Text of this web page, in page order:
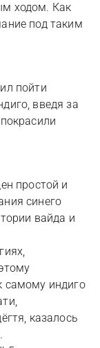
ходом. Как
под таким
пойти
введя за
простой и
синего
вайда и
самому индиго
казалось